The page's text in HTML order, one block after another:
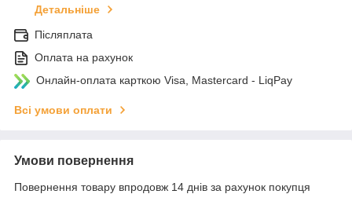
Детальніше
Післяплата
Оплата на рахунок
Онлайн-оплата карткою Visa, Mastercard - LiqPay
Всі умови оплати
Умови повернення
Повернення товару впродовж 14 днів за рахунок покупця